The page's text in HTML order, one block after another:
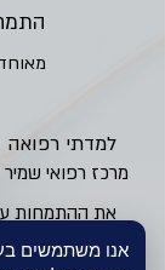
אנו משתמשים
למדתי רפואה
מרכז רפואי שמיר
את ההתמחות
רקע אקדמי